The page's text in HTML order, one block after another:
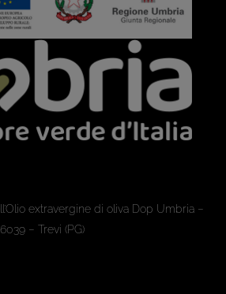
extravergine di oliva Dop Umbria –
– Trevi (PG)